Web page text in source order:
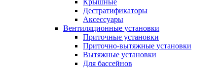
Крышные
Дестратификаторы
Аксессуары
Вентиляционные установки
Приточные установки
Приточно-вытяжные установки
Вытяжные установки
Для бассейнов